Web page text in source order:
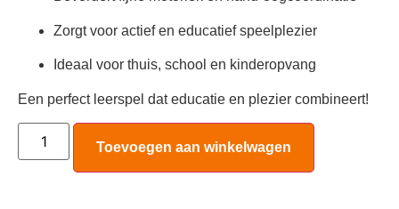
Zorgt voor actief en educatief speelplezier
Ideaal voor thuis, school en kinderopvang
Een perfect leerspel dat educatie en plezier combineert!
Toevoegen aan winkelwagen